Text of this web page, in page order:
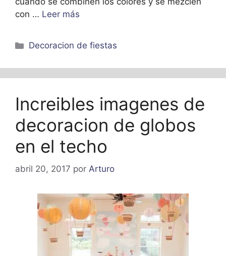
con … Leer más
Categorías
Decoracion de fiestas
Increibles imagenes de
decoracion de globos
en el techo
abril 20, 2017 por Arturo